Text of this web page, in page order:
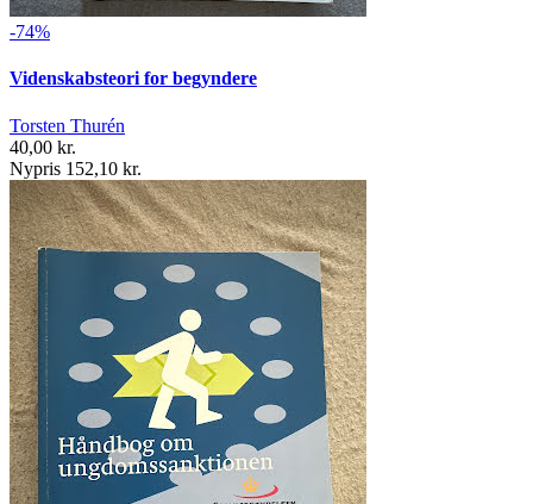
-74%
Videnskabsteori for begyndere
Torsten Thurén
40,00 kr.
Nypris 152,10 kr.